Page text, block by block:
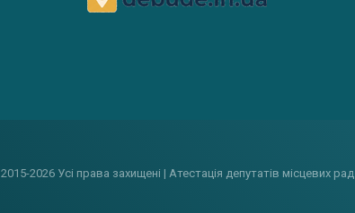
2015-2026 Усі права захищені | Атестація депутатів місцевих рад